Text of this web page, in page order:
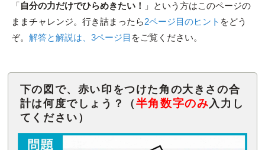
「自分の力だけでひらめきたい！
」という方はこのページの
ままチャレンジ。行き詰まったら2ページ目のヒント をどう
ぞ。 解答と解説は、3ページ目 をご覧ください。
下の図で、赤い印をつけた角の大きさの合
計は何度でしょう？（ 半角数字のみ 入力し
てください）